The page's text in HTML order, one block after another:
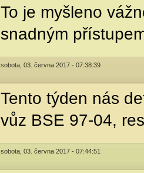
To je myšleno
snadným
sobota, 03. června 2017 - 07:38:39
Tento týden nás
vůz BSE 97-04,
sobota, 03. června 2017 - 07:44:51